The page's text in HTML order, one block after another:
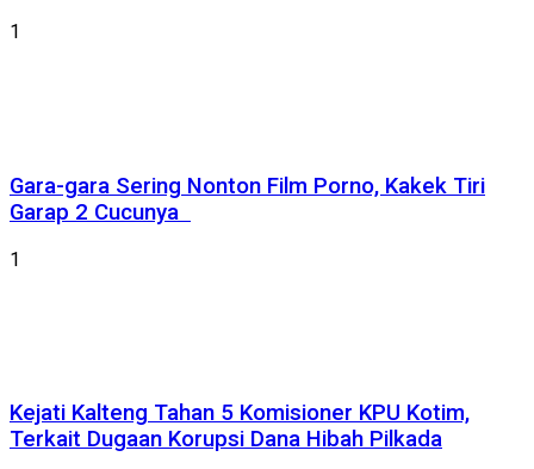
1
Gara-gara Sering Nonton Film Porno, Kakek Tiri
Garap 2 Cucunya
1
Kejati Kalteng Tahan 5 Komisioner KPU Kotim,
Terkait Dugaan Korupsi Dana Hibah Pilkada